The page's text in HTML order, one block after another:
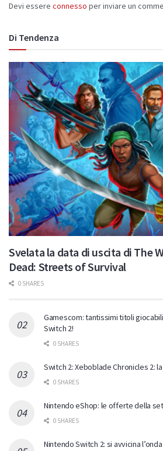
Devi essere connesso per inviare un
Di Tendenza
Svelata la data di uscita di The
Dead: Streets of Survival
0 SHARES
Gamescom: tantissimi titoli
Switch 2!
0 SHARES
Switch 2: Xeboblade Chronicles 2:
0 SHARES
Nintendo eShop: le offerte della
0 SHARES
Nintendo Switch 2: si avvicina